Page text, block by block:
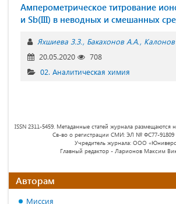
Амперометрическое титрoвaниe
и Sb(III) в неводных и смешанных
Яхшиева З.З. Бакахонов А.А.
20.05.2020
708
02. Аналитическая химия
ISSN 2311-5459. Метаданные статей журнала размещаются
Св-во о регистрации СМИ: ЭЛ № ФС77-91809
Учредитель журнала: ООО
Главный редактор - Ларионов Максим
Авторам
Миссия